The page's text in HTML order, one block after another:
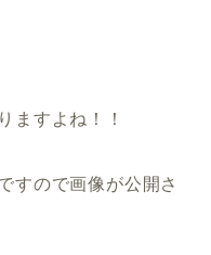
ますよね！！
すので画像が公開さ